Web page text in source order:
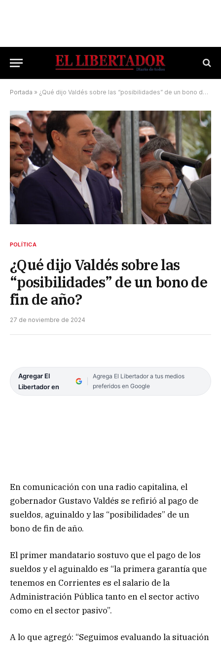
Portada » ¿Qué dijo Valdés sobre las “posibilidades” de un bono de fin de año?
POLÍTICA
¿Qué dijo Valdés sobre las
“posibilidades” de un bono de
fin de año?
27 de noviembre de 2024
Agregar El
Libertador en
Agrega El Libertador a tus medios
preferidos en Google
En comunicación con una radio capitalina, el
gobernador Gustavo Valdés se refirió al pago de
sueldos, aguinaldo y las “posibilidades” de un
bono de fin de año.
El primer mandatario sostuvo que el pago de los
sueldos y el aguinaldo es “la primera garantía que
tenemos en Corrientes es el salario de la
Administración Pública tanto en el sector activo
como en el sector pasivo”.
A lo que agregó: “Seguimos evaluando la situación